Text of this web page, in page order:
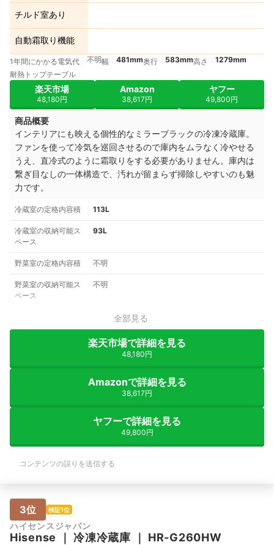
チルド室あり
自動霜取り機能
1年間にかかる電気代 不明幅 481mm奥行 583mm高さ
1279mm
耐熱トップテーブル
楽天市場
48,180円
Amazon
38,617円
ヤフー
49,800円
商品概要
インテリアにも映える個性的なミラーブラックの冷凍冷蔵庫。
ファンを使って冷気を巡回させるので庫内をムラなく冷やせる
うえ、直冷式のように霜取りをする必要がありません。 庫内は
繋ぎ目なしの一体構造で、汚れが留まらず掃除しやすいのも魅
力です。
冷蔵室の定格内容積 113L
冷蔵室の収納可能ス
ペース
93L
野菜室の定格内容積 不明
野菜室の収納可能ス
ペース
不明
全部見る
楽天市場で詳細を見る
48,180円
Amazonで詳細を見る
38,617円
ヤフーで詳細を見る
49,800円
コンテンツの誤りを送信する
3位 検証1位
ハイセンスジャパン
Hisense ｜冷凍冷蔵庫 ｜ HR-G260HW